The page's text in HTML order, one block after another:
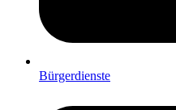
Bürgerdienste